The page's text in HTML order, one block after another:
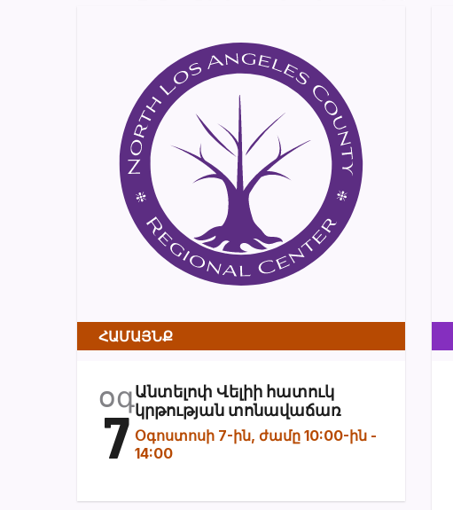
ՀԱՄԱՅՆՔ
օգ
7
Անտելոփ Վելիի հատուկ
կրթության տոնավաճառ
Օգոստոսի 7-ին, ժամը 10:00-ին -
14:00